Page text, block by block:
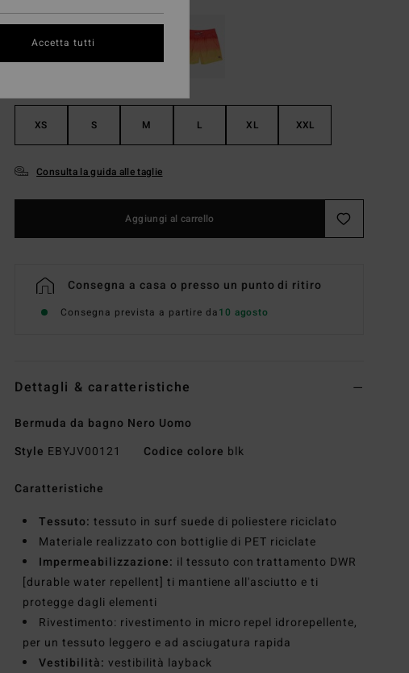
XS S M L XL XXL
Consulta la guida alle taglie
Aggiungi al carrello
Consegna a casa o presso un punto di ritiro
Consegna prevista a partire da10 agosto
Dettagli & caratteristiche
Bermuda da bagno Nero Uomo
Style EBYJV00121 Codice colore blk
Caratteristiche
Tessuto: tessuto in surf suede di poliestere riciclato
Materiale realizzato con bottiglie di PET riciclate
Impermeabilizzazione: il tessuto con trattamento DWR
[durable water repellent] ti mantiene all'asciutto e ti
protegge dagli elementi
Rivestimento: rivestimento in micro repel idrorepellente,
per un tessuto leggero e ad asciugatura rapida
Vestibilità: vestibilità layback
Accetta tutti